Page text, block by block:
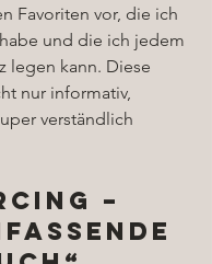
Favoriten vor, die ich
und die ich jedem
legen kann. Diese
nur informativ,
verständlich
–